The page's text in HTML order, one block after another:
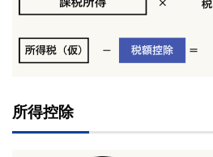
所得控除